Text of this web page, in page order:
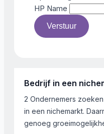
HP Name
Verstuur
Bedrijf in een
2 Ondernemers
in een nichemarkt.
genoeg